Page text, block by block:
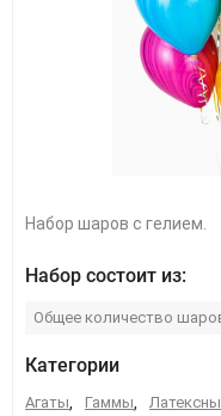
Набор шаров с гелием.
Набор состоит из:
Общее количество
Категории
Агаты, Гаммы,